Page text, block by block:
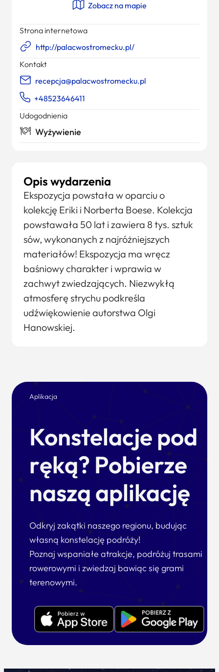
Opis wydarzenia
Ekspozycja powstała w oparciu o
kolekcję Eriki i Norberta Boese. Kolekcja
powstawała 50 lat i zawiera 8 tys. sztuk
sów, wykonanych z najróżniejszych
materiałów! Ekspozycja ma wręcz
baśniowy charakter i wprawia w
zachwyt zwiedzających. Niezwykłą
atmosferę strychu podkreśla
udźwiękowienie autorstwa Olgi
Hanowskiej.
Zobacz na mapie
Strona internetowa
http://palacwostromecku.pl/
Kontakt
recepcja@palacwostromecku.pl
+48523646411
Udogodnienia
Wyżywienie
Aplikacja
Konstelacje pod
ręką? Pobierze
naszą aplikację
Odkryj zakątki naszego regionu, budując
własną konstelację podróży!
Poznaj wspaniałe atrakcje, podróżuj trasami
rowerowymi i zwiedzaj bawiąc się grami
terenowymi.